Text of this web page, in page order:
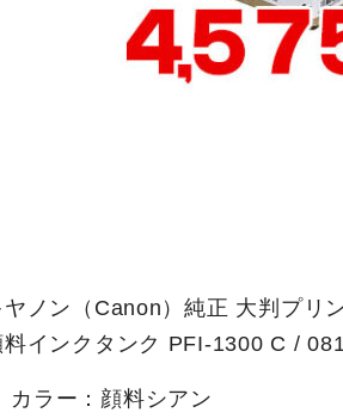
ヤノン（Canon）純正 大判プリ
料インクタンク PFI-1300 C /
カラー：顔料シアン